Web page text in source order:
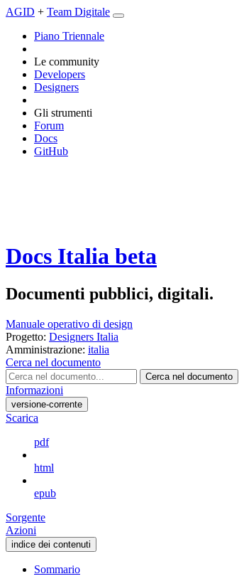
AGID + Team Digitale
Piano Triennale
Le community
Developers
Designers
Gli strumenti
Forum
Docs
GitHub
Docs Italia beta
Documenti pubblici, digitali.
Manuale operativo di design
Progetto: Designers Italia
Amministrazione: italia
Cerca nel documento
Cerca nel documento
Informazioni
versione-corrente
Scarica
pdf
html
epub
Sorgente
Azioni
indice dei contenuti
Sommario